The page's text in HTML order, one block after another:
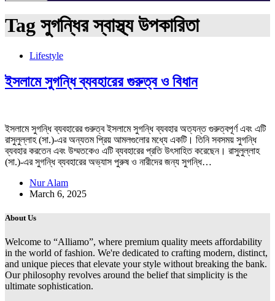
Tag সুগন্ধির স্বাস্থ্য উপকারিতা
Lifestyle
ইসলামে সুগন্ধি ব্যবহারের গুরুত্ব ও বিধান
ইসলামে সুগন্ধি ব্যবহারের গুরুত্ব ইসলামে সুগন্ধি ব্যবহার অত্যন্ত গুরুত্বপূর্ণ এবং এটি
রাসুলুল্লাহ (সা.)-এর অন্যতম প্রিয় আমলগুলোর মধ্যে একটি। তিনি সবসময় সুগন্ধি
ব্যবহার করতেন এবং উম্মতকেও এটি ব্যবহারের প্রতি উৎসাহিত করেছেন। রাসুলুল্লাহ
(সা.)-এর সুগন্ধি ব্যবহারের অভ্যাস পুরুষ ও নারীদের জন্য সুগন্ধি…
Nur Alam
March 6, 2025
About Us
Welcome to “Alliamo”, where premium quality meets affordability
in the world of fashion. We're dedicated to crafting modern, distinct,
and unique pieces that elevate your style without breaking the bank.
Our philosophy revolves around the belief that simplicity is the
ultimate sophistication.